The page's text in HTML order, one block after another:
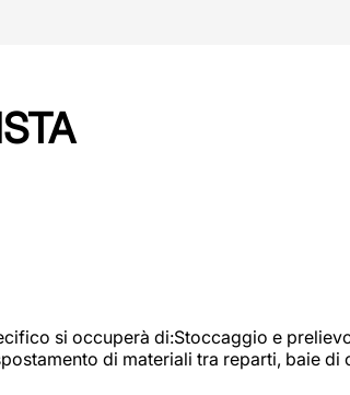
si occuperà di:Stoccaggio e
di materiali tra reparti, baie